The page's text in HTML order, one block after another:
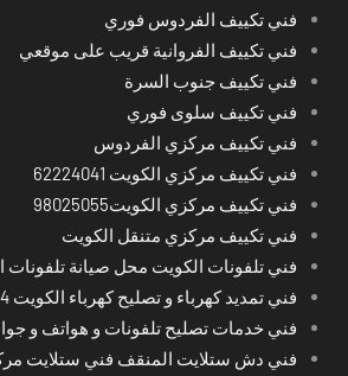
فني تكييف الفردوس فوري
فني تكييف الفروانية قريب على موقعي
فني تكييف جنوب السرة
فني تكييف سلوى فوري
فني تكييف مركزي الفردوس
فني تكييف مركزي الكويت 62224041
فني تكييف مركزي الكويت98025055
فني تكييف مركزي متنقل الكويت
فني تلفونات الكويت محل صيانة تلفونات
فني تمديد كهرباء و تصليح كهرباء الكويت 24 ساعة
فني خدمات تصليح تلفونات و هواتف و
فني دش ستلايت المنقف فني ستلايت